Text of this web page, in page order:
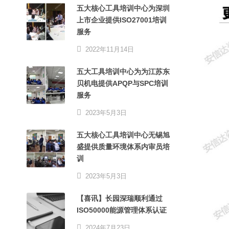
五大核心工具培训中心为深圳
上市企业提供ISO27001培训
服务
2022年11月14日
五大工具培训中心为为江苏东
贝机电提供APQP与SPC培训
服务
2023年5月3日
五大核心工具培训中心无锡旭
盛提供质量环境体系内审员培
训
2023年5月3日
【喜讯】长园深瑞顺利通过
ISO50000能源管理体系认证